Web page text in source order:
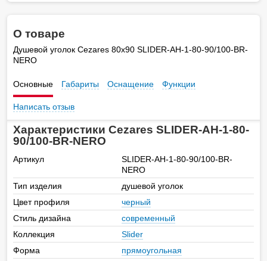
О товаре
Душевой уголок Cezares 80х90 SLIDER-AH-1-80-90/100-BR-
NERO
Основные Габариты Оснащение Функции
Написать отзыв
Характеристики Cezares SLIDER-AH-1-80-
90/100-BR-NERO
Артикул
SLIDER-AH-1-80-90/100-BR-
NERO
Тип изделия
душевой уголок
Цвет профиля
черный
Стиль дизайна
современный
Коллекция
Slider
Форма
прямоугольная